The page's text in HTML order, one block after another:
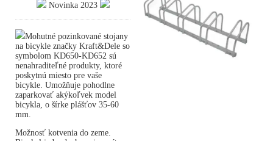
Novinka 2023
Mohutné pozinkované stojany
na bicykle značky Kraft&Dele so
symbolom KD650-KD652 sú
nenahraditeľné produkty, ktoré
poskytnú miesto pre vaše
bicykle. Umožňuje pohodlne
zaparkovať akýkoľvek model
bicykla, o šírke plášťov 35-60
mm.
Možnosť kotvenia do zeme.